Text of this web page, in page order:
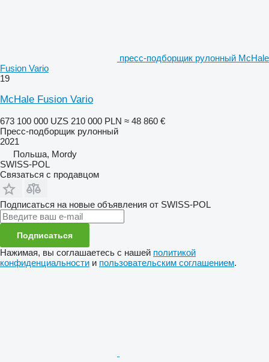
пресс-подборщик рулонный McHale
Fusion Vario
19
McHale Fusion Vario
673 100 000 UZS 210 000 PLN ≈ 48 860 €
Пресс-подборщик рулонный
2021
Польша, Mordy
SWISS-POL
Связаться с продавцом
Подписаться на новые объявления от SWISS-POL
Подписаться
Нажимая, вы соглашаетесь с нашей политикой
конфиденциальности и пользовательским соглашением.